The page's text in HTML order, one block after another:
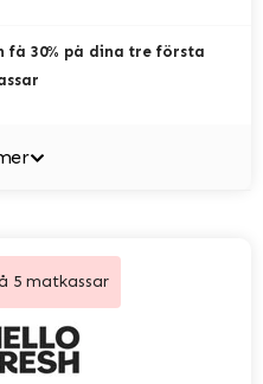
få 30% på dina tre första
5 matkassar